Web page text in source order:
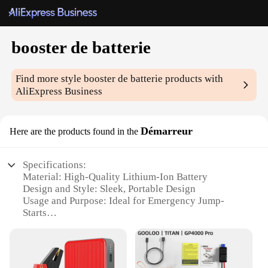
booster de batterie
Find more stylebooster de batterie products with
AliExpress Business
Here are the products found in the Démarreur
Specifications:
Material: High-Quality Lithium-Ion Battery
Design and Style: Sleek, Portable Design
Usage and Purpose: Ideal for Emergency Jump-
Starts
Starts on a Single Charge
Shape or Size or Weight or Quantity: Compact and
Lightweight for Easy Storage